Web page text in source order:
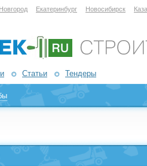
Екатеринбург Новосибирск
Статьи Тендеры